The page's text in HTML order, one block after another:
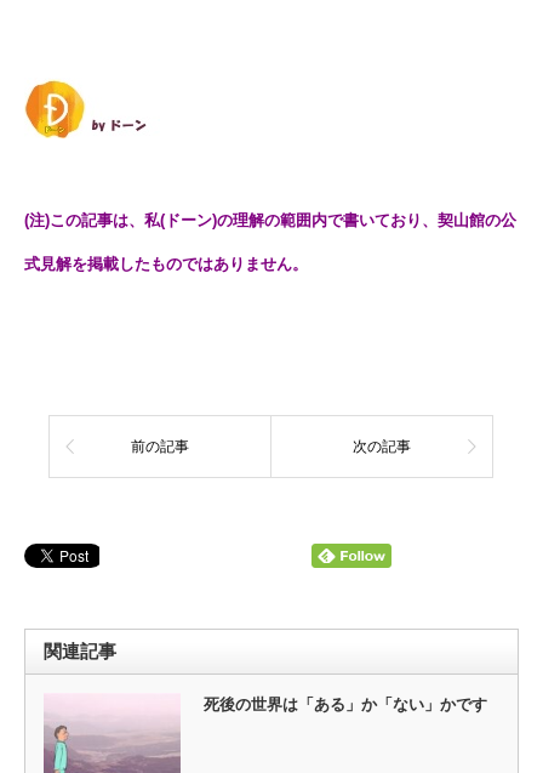
(注)この記事は、私(ドーン)の理解の範囲内で書いており、契山館の公
式見解を掲載したものではありません。
前の記事 次の記事
関連記事
死後の世界は「ある」か「ない」かです